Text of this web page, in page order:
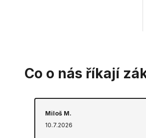
Co o nás říkají
Miloš M.
10.7.2026